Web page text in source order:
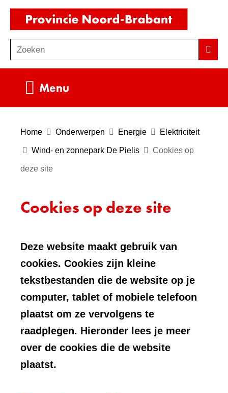
Ga
de
inhoud
o
e
Zoeken
Menu
Home Onderwerpen Energie Elektriciteit
Wind- en zonnepark De Pielis Cookies op
deze site
Cookies op deze site
Deze website maakt gebruik van
cookies. Cookies zijn kleine
tekstbestanden die de website op je
computer, tablet of mobiele telefoon
plaatst om ze vervolgens te
raadplegen. Hieronder lees je meer
over de cookies die de website
plaatst.